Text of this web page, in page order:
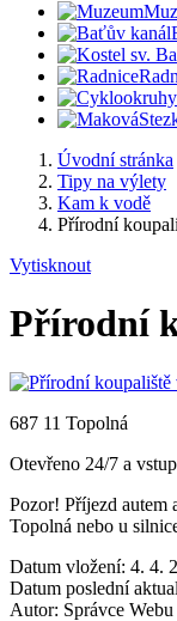
Úvodní stránka
Tipy na výlety
Kam k vodě
Přírodní
Vytisknout
Přírodní
687 11 Topolná
Otevřeno 24/7 a
Pozor! Příjezd autem
Topolná nebo u
Datum vložení: 4. 4.
Datum poslední
Autor: Správce Webu